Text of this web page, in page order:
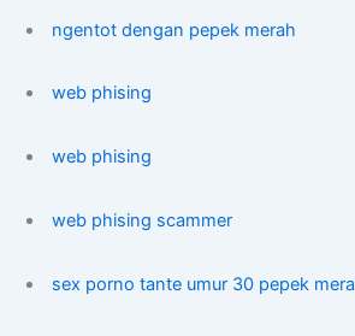
ngentot dengan pepek merah
web phising
web phising
web phising scammer
sex porno tante umur 30 pepek